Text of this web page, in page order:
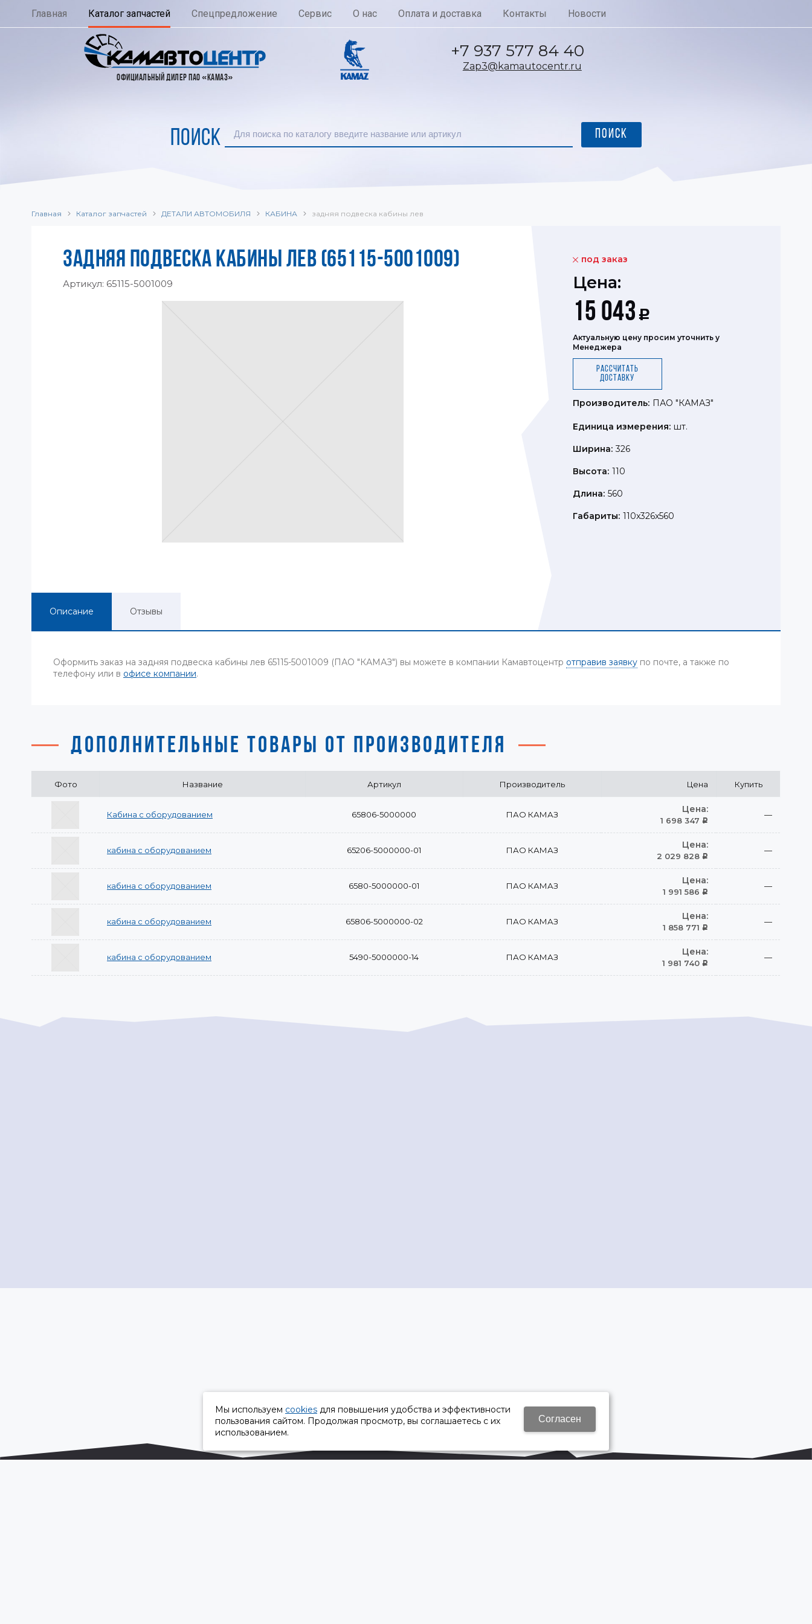
Главная Каталог запчастей Спецпредложение Сервис О нас Оплата и доставка Контакты Новости
ОФИЦИАЛЬНЫЙ ДИЛЕР ПАО «КАМАЗ»
Zap3@kamautocentr.ru
+7 937 577 84 40
ПОИСК
Главная Каталог запчастей ДЕТАЛИ АВТОМОБИЛЯ КАБИНА задняя подвеска кабины лев
ЗАДНЯЯ ПОДВЕСКА КАБИНЫ ЛЕВ (65115-5001009)
Артикул: 65115-5001009
под заказ
Цена:
15 043 Р
Актуальную цену просим уточнить у
Менеджера
Рассчитать
доставку
Производитель: ПАО "КАМАЗ"
Единица измерения: шт.
Ширина: 326
Высота: 110
Длина: 560
Габариты: 110x326x560
Описание Отзывы
Оформить заказ на задняя подвеска кабины лев 65115-5001009 (ПАО "КАМАЗ") вы можете в компании Камавтоцентр отправив заявку по почте, а также по
телефону или в офисе компании.
ДОПОЛНИТЕЛЬНЫЕ ТОВАРЫ ОТ ПРОИЗВОДИТЕЛЯ
Фото Название Артикул Производитель Цена Купить
Кабина с оборудованием 65806-5000000 ПАО КАМАЗ Цена:
1 698 347 Р
—
кабина с оборудованием 65206-5000000-01 ПАО КАМАЗ Цена:
2 029 828 Р
—
кабина с оборудованием 6580-5000000-01 ПАО КАМАЗ Цена:
1 991 586 Р
—
кабина с оборудованием 65806-5000000-02 ПАО КАМАЗ Цена:
1 858 771 Р
—
кабина с оборудованием 5490-5000000-14 ПАО КАМАЗ Цена:
1 981 740 Р
—
Мы используем cookies для повышения удобства и эффективности
пользования сайтом. Продолжая просмотр, вы соглашаетесь с их
использованием.
Согласен